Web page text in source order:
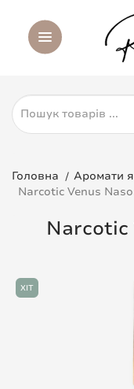
Головна
Аромати
Narcotic Venus
Narcotic
ХІТ